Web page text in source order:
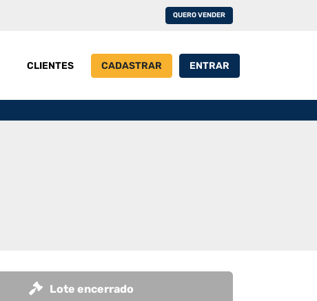
QUERO VENDER
CLIENTES CADASTRAR ENTRAR
Lote encerrado